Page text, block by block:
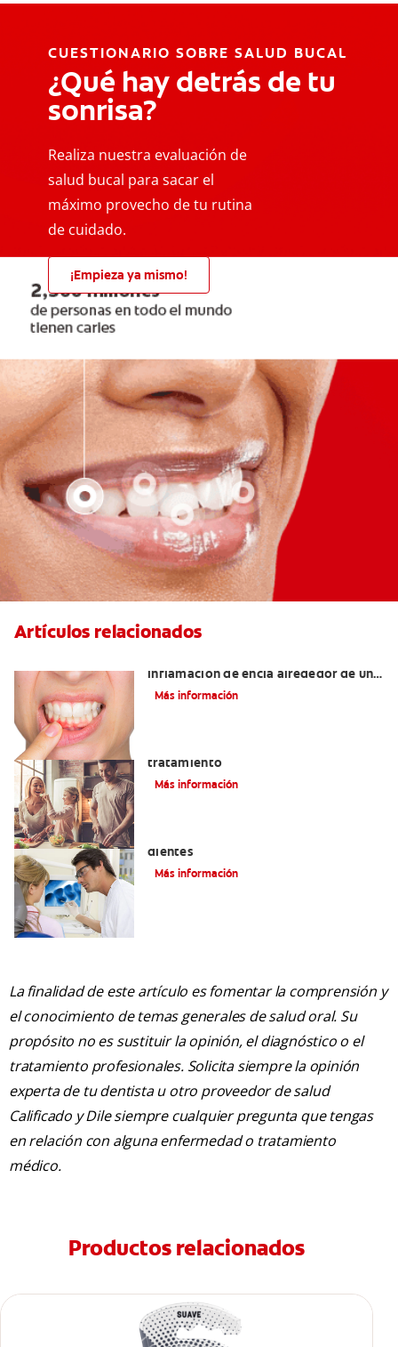
CUESTIONARIO SOBRE SALUD BUCAL
¿Qué hay detrás de tu
sonrisa?
Realiza nuestra evaluación de
salud bucal para sacar el
máximo provecho de tu rutina
de cuidado.
¡Empieza ya mismo!
Artículos relacionados
inflamación de encía alrededor de un
diente?
Más información
tratamiento
Más información
dientes
Más información
La finalidad de este artículo es fomentar la comprensión y
el conocimiento de temas generales de salud oral. Su
propósito no es sustituir la opinión, el diagnóstico o el
tratamiento profesionales. Solicita siempre la opinión
experta de tu dentista u otro proveedor de salud
Calificado y Dile siempre cualquier pregunta que tengas
en relación con alguna enfermedad o tratamiento
médico.
Productos relacionados